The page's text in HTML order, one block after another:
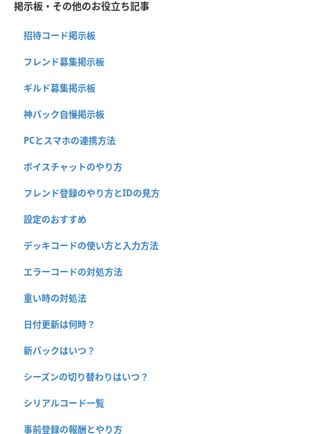
掲示板・その他のお役立ち記事
招待コード掲示板
フレンド募集掲示板
ギルド募集掲示板
神パック自慢掲示板
PCとスマホの連携方法
ボイスチャットのやり方
フレンド登録のやり方とIDの見方
設定のおすすめ
デッキコードの使い方と入力方法
エラーコードの対処方法
重い時の対処法
日付更新は何時？
新パックはいつ？
シーズンの切り替わりはいつ？
シリアルコード一覧
事前登録の報酬とやり方